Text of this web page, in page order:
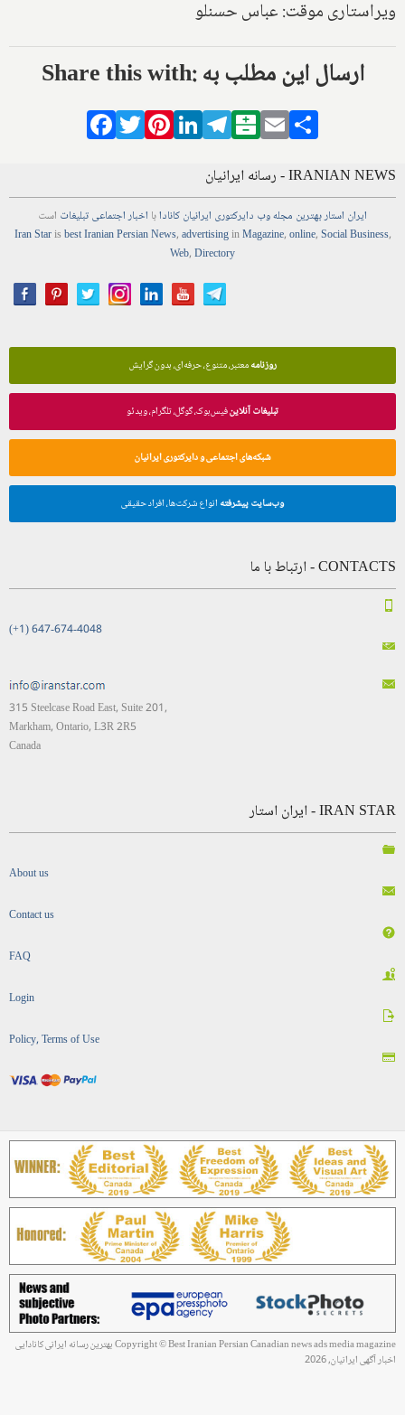
ویراستاری موقت: عباس حسنلو
Share this with: ارسال این مطلب به
Facebook
TwitterPinterestLinkedIn
Telegram
Balatarin
Email
IRANIAN NEWS - رسانه ایرانیان
ایران استاربهترین مجلهوب دایرکتوری ایرانیان کانادابا اخباراجتماعیتبلیغات است
Iran Starisbest Iranian PersianNews,advertisinginMagazine,online,Social Business,
Web,Directory
روزنامهمعتبر، متنوع، حرفه‌ای، بدون گرایش
تبلیغات آنلاینفیس‌بوک، گوگل، تلگرام، ویدئو
شبکه‌های اجتماعی و دایرکتوری ایرانیان
وب‌سایت پیشرفته انواع شرکت‌ها، افراد حقیقی
CONTACTS - ارتباط با ما
(+1) 647-674-4048
315 Steelcase Road East, Suite 201,
Markham, Ontario, L3R 2R5
Canada
IRAN STAR - ایران استار
About us
Contact us
FAQ
Login
Policy, Terms of Use
Copyright © Best Iranian Persian Canadian news ads media magazine بهترین رسانه ایرانی کانادایی
اخبار آگهی ایرانیان, 2026